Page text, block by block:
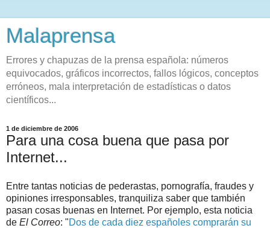
Malaprensa
Errores y chapuzas de la prensa española: números
equivocados, gráficos incorrectos, fallos lógicos, conceptos
erróneos, mala interpretación de estadísticas o datos
científicos...
1 de diciembre de 2006
Para una cosa buena que pasa por
Internet...
Entre tantas noticias de pederastas, pornografía, fraudes y
opiniones irresponsables, tranquiliza saber que también
pasan cosas buenas en Internet. Por ejemplo, esta noticia
de El Correo: "Dos de cada diez españoles comprarán su